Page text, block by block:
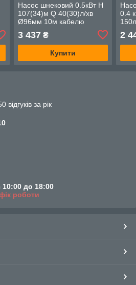
Насос шнековий 0.5кВт H
107(34)м Q 40(30)л/хв
Ø96мм 10м кабелю
WETRON (4QGDMw1.8-
50-0.5) (778232)
3 437₴
Купити
0.4
2
за рік
10:00 до 18:00
роботи